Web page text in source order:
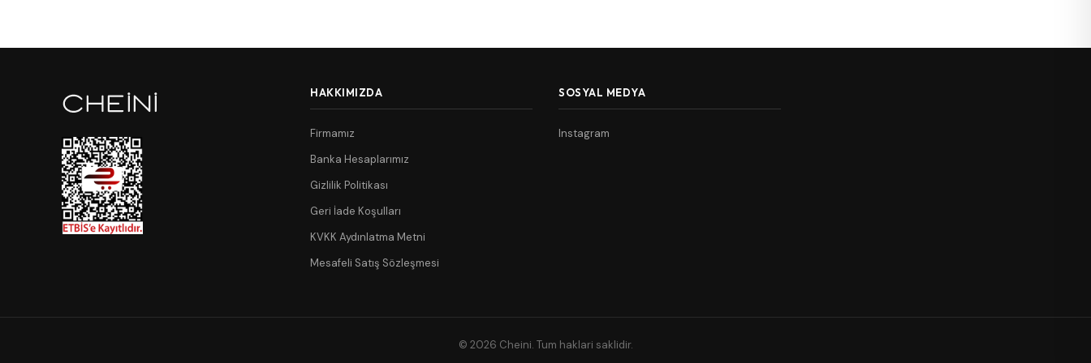
HAKKIMIZDA
Firmamız
Banka Hesaplarımız
Gizlilik Politikası
Geri İade Koşulları
KVKK Aydınlatma Metni
Mesafeli Satış Sözleşmesi
SOSYAL MEDYA
Instagram
© 2026 Cheini. Tum haklari saklidir.